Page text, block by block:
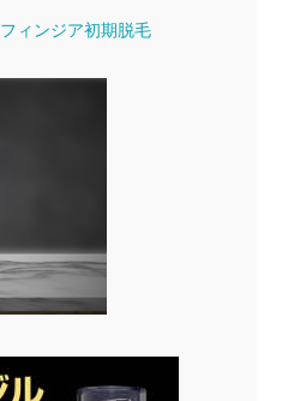
フィンジア初期脱毛